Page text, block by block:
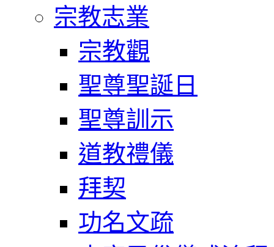
宗教志業
宗教觀
聖尊聖誕日
聖尊訓示
道教禮儀
拜契
功名文疏